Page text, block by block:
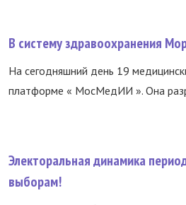
В систему здравоохранения
На сегодняшний день 19
платформе « МосМедИИ ». Она
Электоральная динамика
выборам!